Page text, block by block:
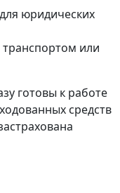
юридических
или
готовы к работе
средств